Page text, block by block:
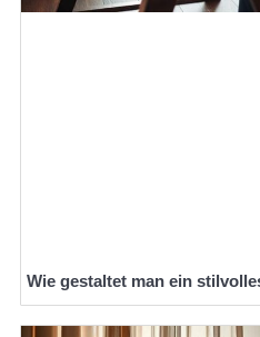
Wie gestaltet man ein